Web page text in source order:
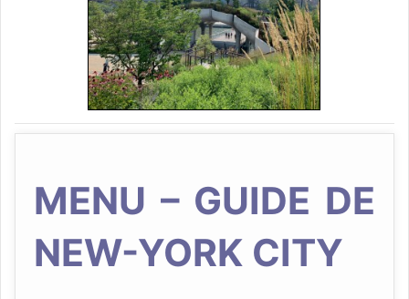
MENU – GUIDE DE
NEW-YORK CITY